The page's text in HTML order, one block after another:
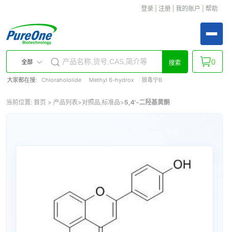
登录 注册 我的账户 帮助
全部 搜索
大家都在搜: Chlorahololide Methyl 6-hydrox 狼毒宁B
0
当前位置: 首页 > 产品列表>对照品,标准品>5,4'-二羟基黄酮